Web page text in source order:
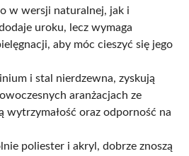
w wersji naturalnej, jak i
uroku, lecz wymaga
aby móc cieszyć się jego
i stal nierdzewna, zyskują
aranżacjach ze
wytrzymałość oraz odporność na
poliester i akryl, dobrze znoszą